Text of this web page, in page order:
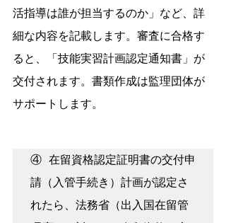
活指導は誰が担当するのか」など、詳
細な内容を記載します。審査に合格す
ると、「技能実習計画認定通知書」が
交付されます。書類作成は監理団体が
サポートします。
④ 在留資格認定証明書の交付申
請（入管手続き）計画が認定さ
れたら、法務省（出入国在留管